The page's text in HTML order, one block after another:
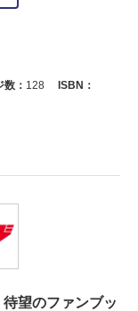
数： 128
ISBN：
望のファンブッ